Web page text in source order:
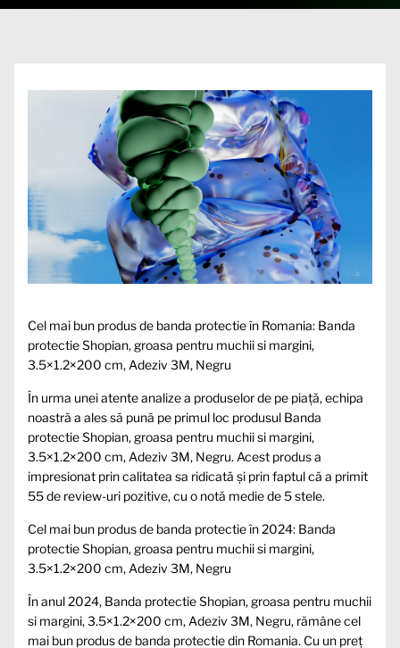
Cel mai bun produs de banda protectie în Romania: Banda
protectie Shopian, groasa pentru muchii si margini,
3.5×1.2×200 cm, Adeziv 3M, Negru
În urma unei atente analize a produselor de pe piață, echipa
noastră a ales să pună pe primul loc produsul Banda
protectie Shopian, groasa pentru muchii si margini,
3.5×1.2×200 cm, Adeziv 3M, Negru. Acest produs a
impresionat prin calitatea sa ridicată și prin faptul că a primit
55 de review-uri pozitive, cu o notă medie de 5 stele.
Cel mai bun produs de banda protectie în 2024: Banda
protectie Shopian, groasa pentru muchii si margini,
3.5×1.2×200 cm, Adeziv 3M, Negru
În anul 2024, Banda protectie Shopian, groasa pentru muchii
si margini, 3.5×1.2×200 cm, Adeziv 3M, Negru, rămâne cel
mai bun produs de banda protectie din Romania. Cu un preț